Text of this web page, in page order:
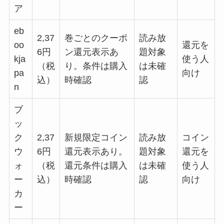
ア
eb
oo
kja
pa
n
2,37
6円
（税
込）
巻ごとのクーポ
ン還元表示あ
り。条件は購入
時確認
読み放
題対象
は未確
認
還元を
使う人
向け
ブ
ッ
ク
ウ
ォ
ー
カ
ー
2,37
6円
（税
込）
新規限定コイン
還元表示あり。
還元条件は購入
時確認
読み放
題対象
は未確
認
コイン
還元を
使う人
向け